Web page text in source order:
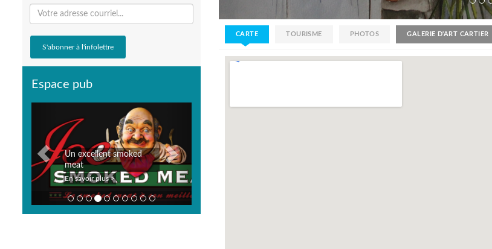
Espace pub
Poissonnerie Marché des
3 fumoirs
En savoir plus >
CARTE TOURISME PHOTOS GALERIE D'ART CARTIER